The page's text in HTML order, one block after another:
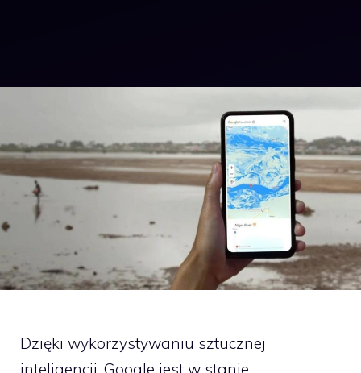
Dzięki wykorzystywaniu sztucznej
inteligencji, Google jest w stanie